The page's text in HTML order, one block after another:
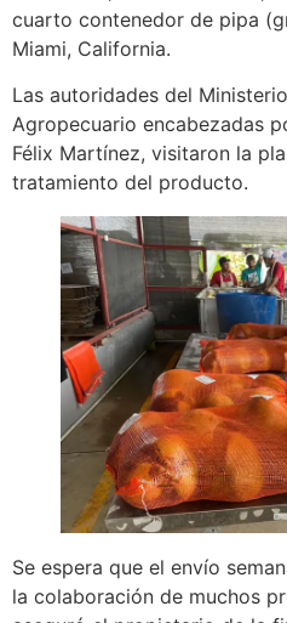
cuarto contenedor de pipa
Miami, California.
Las autoridades del
Agropecuario encabezadas
Félix Martínez, visitaron la
tratamiento del producto.
Se espera que el envío
la colaboración de muchos